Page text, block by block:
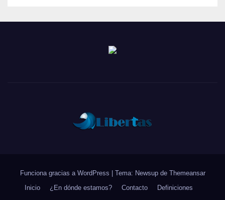
Funciona gracias a WordPress Tema: Newsup de Themeansar
Inicio
¿En dónde estamos? Contacto
Definiciones